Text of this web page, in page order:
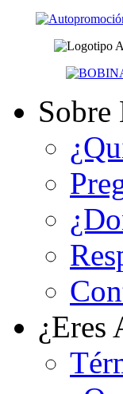
¿Eres